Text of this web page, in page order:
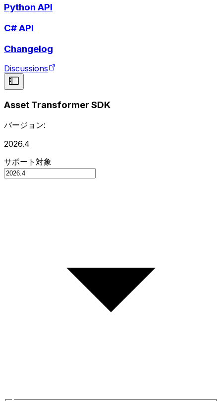
Python API
C# API
Changelog
Discussions
Asset Transformer SDK
バージョン:
2026.4
サポート対象